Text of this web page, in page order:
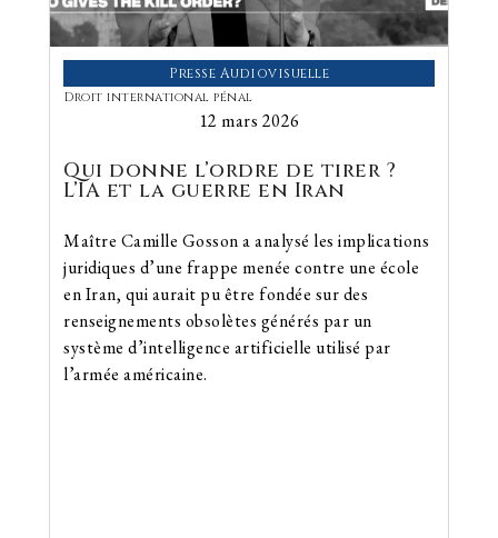
Presse Audiovisuelle
Droit international pénal
12 mars 2026
Qui donne l’ordre de tirer ?
L’IA et la guerre en Iran
Maître Camille Gosson a analysé les implications
juridiques d’une frappe menée contre une école
en Iran, qui aurait pu être fondée sur des
renseignements obsolètes générés par un
système d’intelligence artificielle utilisé par
l’armée américaine.